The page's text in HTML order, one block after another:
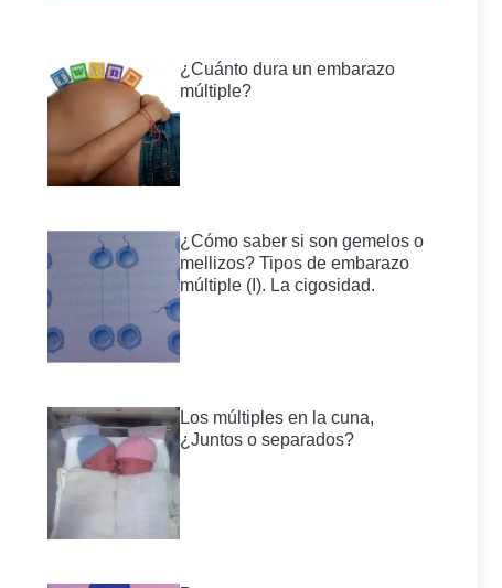
¿Cuánto dura un embarazo
múltiple?
¿Cómo saber si son gemelos o
mellizos? Tipos de embarazo
múltiple (I). La cigosidad.
Los múltiples en la cuna,
¿Juntos o separados?